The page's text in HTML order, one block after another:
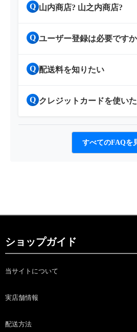
Q 山内商店? 山之内商店?
Q ユーザー登録は必要です
Q 配送料を知りたい
Q クレジットカードを使い
すべてのFAQを
ショップガイド
当サイトについて
実店舗情報
配送方法